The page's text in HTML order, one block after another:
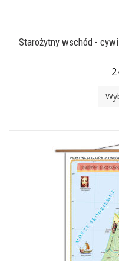
Starożytny wschód -